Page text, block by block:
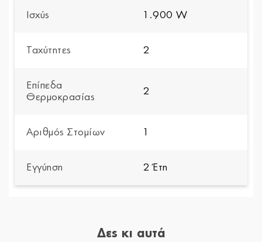
Ισχύς 1.900 W
Ταχύτητες 2
Επίπεδα
Θερμοκρασίας
2
Αριθμός Στομίων 1
Εγγύηση 2 Έτη
Δες κι αυτά